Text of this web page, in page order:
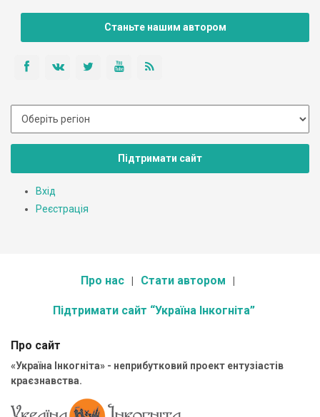
Станьте нашим автором
Підтримати сайт
Вхід
Реєстрація
Про нас Стати автором
Підтримати сайт “Україна Інкогніта”
Про сайт
«Україна Інкогніта» - неприбутковий проект ентузіастів
краєзнавства.